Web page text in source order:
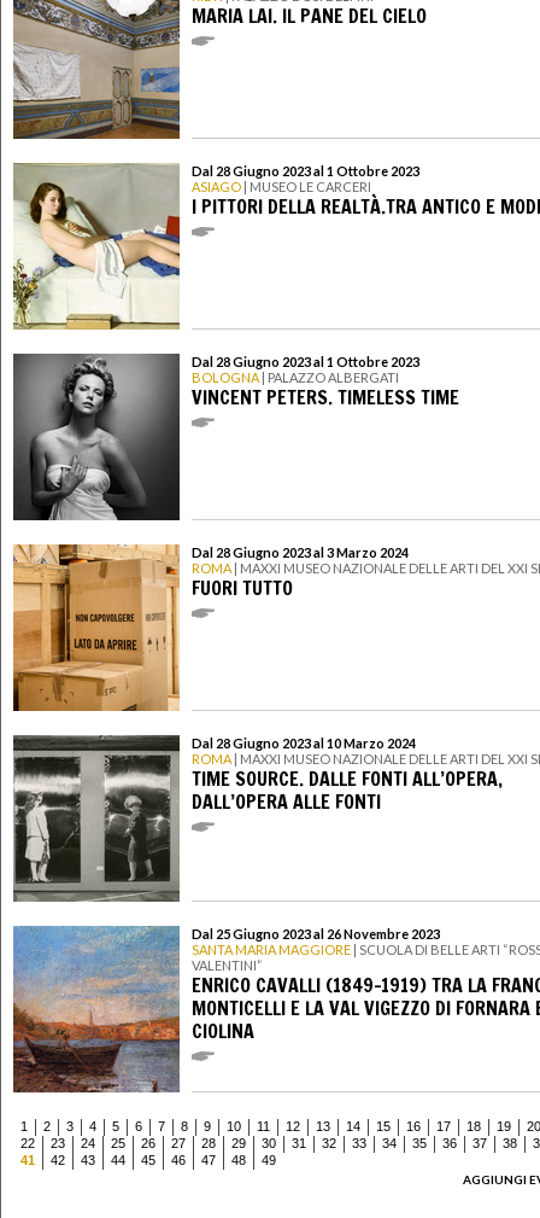
MARIA LAI. IL PANE DEL CIELO
Dal 28 Giugno 2023 al 1 Ottobre 2023
ASIAGO | MUSEO LE CARCERI
I PITTORI DELLA REALTÀ.TRA ANTICO E
Dal 28 Giugno 2023 al 1 Ottobre 2023
BOLOGNA | PALAZZO ALBERGATI
VINCENT PETERS. TIMELESS TIME
Dal 28 Giugno 2023 al 3 Marzo 2024
ROMA | MAXXI MUSEO NAZIONALE DELLE ARTI DEL XXI
FUORI TUTTO
Dal 28 Giugno 2023 al 10 Marzo 2024
ROMA | MAXXI MUSEO NAZIONALE DELLE ARTI DEL XXI
TIME SOURCE. DALLE FONTI ALL’OPERA,
DALL’OPERA ALLE FONTI
Dal 25 Giugno 2023 al 26 Novembre 2023
SANTA MARIA MAGGIORE | SCUOLA DI BELLE ARTI
VALENTINI”
ENRICO CAVALLI (1849-1919) TRA LA
MONTICELLI E LA VAL VIGEZZO DI FORNARA
CIOLINA
1 2 3 4 5 6 7 8 9 10 11 12 13 14 15 16 17 18 19
20
22
23 24 25 26 27 28 29 30 31 32 33 34 35 36 37 38
41
42 43 44 45 46 47 48
49
AGGIUNGI